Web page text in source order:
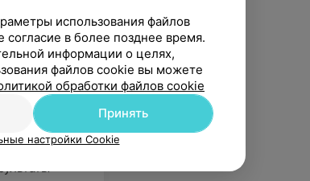
Конопка
и использования файлов
согласие в более позднее время.
информации о целях,
файлов cookie вы можете
обработки файлов cookie
Принять
настройки Cookie